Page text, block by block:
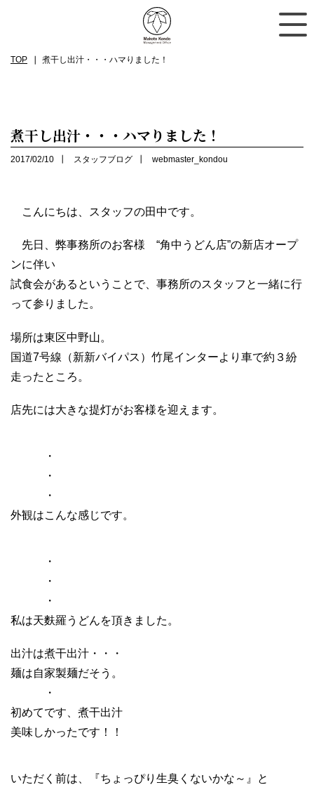
TOP 煮干し出汁・・・ハマりました！
煮干し出汁・・・ハマりました！
2017/02/10 スタッフブログ webmaster_kondou
こんにちは、スタッフの田中です。
先日、弊事務所のお客様 “角中うどん店”の新店オープ
ンに伴い
試食会があるということで、事務所のスタッフと一緒に行
って参りました。
場所は東区中野山。
国道7号線（新新バイパス）竹尾インターより車で約３紛
走ったところ。
店先には大きな提灯がお客様を迎えます。
・
・
・
外観はこんな感じです。
・
・
・
私は天麩羅うどんを頂きました。
出汁は煮干出汁・・・
麺は自家製麺だそう。
・
初めてです、煮干出汁
美味しかったです！！
いただく前は、『ちょっぴり生臭くないかな～』と